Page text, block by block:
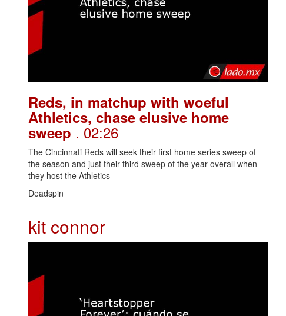
Reds, in matchup with woeful
Athletics, chase elusive home
sweep . 02:26
The Cincinnati Reds will seek their first home series sweep of
the season and just their third sweep of the year overall when
they host the Athletics
Deadspin
kit connor